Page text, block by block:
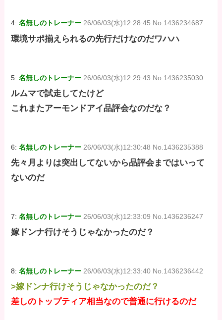
4:名無しのトレーナー 26/06/03(水)12:28:45 No.1436234687
環境サポ揃えられるの先行だけなのだワハハ
5:名無しのトレーナー 26/06/03(水)12:29:43 No.1436235030
ルムマで試走してたけど
これまたアーモンドアイ品評会なのだな？
6:名無しのトレーナー 26/06/03(水)12:30:48 No.1436235388
先々月よりは突出してないから品評会まではいって
ないのだ
7:名無しのトレーナー 26/06/03(水)12:33:09 No.1436236247
嫁ドンナ行けそうじゃなかったのだ？
8:名無しのトレーナー 26/06/03(水)12:33:40 No.1436236442
>嫁ドンナ行けそうじゃなかったのだ？
差しのトップティア相当なので普通に行けるのだ